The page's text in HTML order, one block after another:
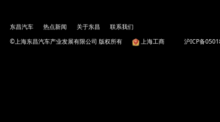
东昌汽车 热点新闻 关于东昌
联系我们
©上海东昌汽车产业发展有限公司 版权所有
上海工商 沪ICP备